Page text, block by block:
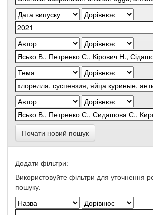
Почати новий пошук
Додати фільтри:
Використовуйте фільтри для уточнення
пошуку.